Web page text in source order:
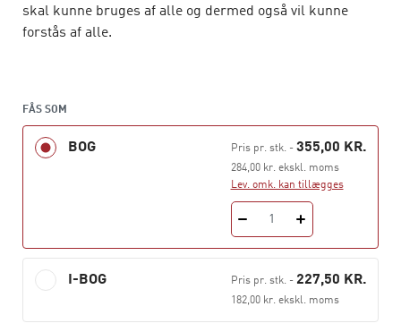
skal kunne bruges af alle og dermed også vil kunne
forstås af alle.
samt fra nævns- og retspraksis.
FÅS SOM
BOG Pris pr. stk.- 355,00 KR.
284,00 kr. ekskl. moms
Lev. omk. kan tillægges
1
I-BOG Pris pr. stk.- 227,50 KR.
182,00 kr. ekskl. moms